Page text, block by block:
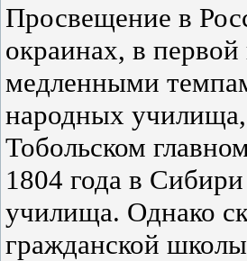
Просвещение в
окраинах, в
медленными
народных училища,
Тобольском
1804 года в
училища. Однако
гражданской